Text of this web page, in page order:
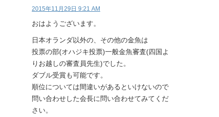
2015年11月29日 9:21 AM
おはようございます。
日本オランダ以外の、その他の金魚は
投票の部(オハジキ投票)一般金魚審査(四国よ
りお越しの審査員先生)でした。
ダブル受賞も可能です。
順位については間違いがあるといけないので
問い合わせした会長に問い合わせてみてくだ
さい。